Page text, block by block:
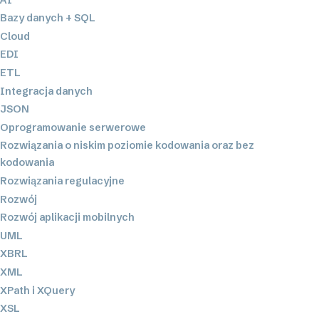
Bazy danych + SQL
Cloud
EDI
ETL
Integracja danych
JSON
Oprogramowanie serwerowe
Rozwiązania o niskim poziomie kodowania oraz bez
kodowania
Rozwiązania regulacyjne
Rozwój
Rozwój aplikacji mobilnych
UML
XBRL
XML
XPath i XQuery
XSL